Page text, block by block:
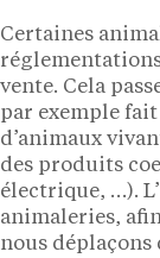
Certaines
vente. Cela
par exemple
d’animaux
des produits
électrique, …).
animaleries,
nous déplaçons